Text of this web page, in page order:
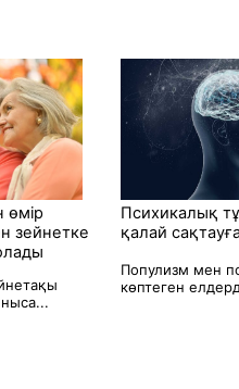
өмір
зейнетке
Психикалық
қалай
Популизм мен
көптеген